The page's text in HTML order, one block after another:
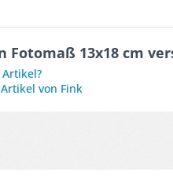
Fotomaß 13x18 cm
Artikel?
von Fink